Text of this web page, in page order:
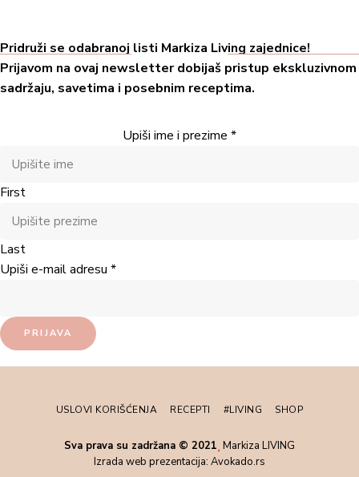
Pridruži se odabranoj listi Markiza Living zajednice!
Prijavom na ovaj newsletter dobijaš pristup ekskluzivnom
sadržaju, savetima i posebnim receptima.
Upiši ime i prezime *
First
Last
Upiši e-mail adresu *
PRIJAVA
USLOVI KORIŠĆENJA RECEPTI #LIVING SHOP
Sva prava su zadržana © 2021 Markiza LIVING
Izrada web prezentacija: Avokado.rs